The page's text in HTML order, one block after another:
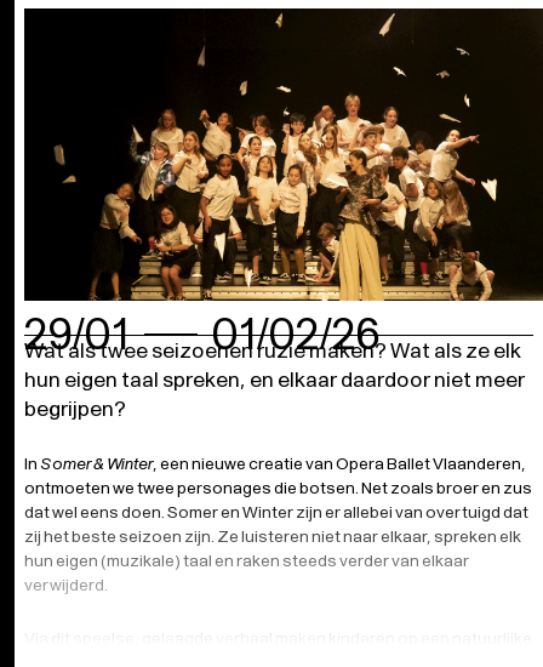
29/01 01/02/26
Wat als twee seizoenen ruzie maken?Wat als ze elk
hun eigen taal spreken, en elkaar daardoor niet meer
begrijpen?
InSomer & Winter, een nieuwe creatie van Opera Ballet Vlaanderen,
ontmoeten we twee personages die botsen. Net zoals broer en zus
dat wel eens doen. Somer en Winter zijn er allebei van overtuigd dat
zij het beste seizoen zijn. Ze luisteren niet naar elkaar, spreken elk
hun eigen (muzikale) taal en raken steeds verder van elkaar
verwijderd.